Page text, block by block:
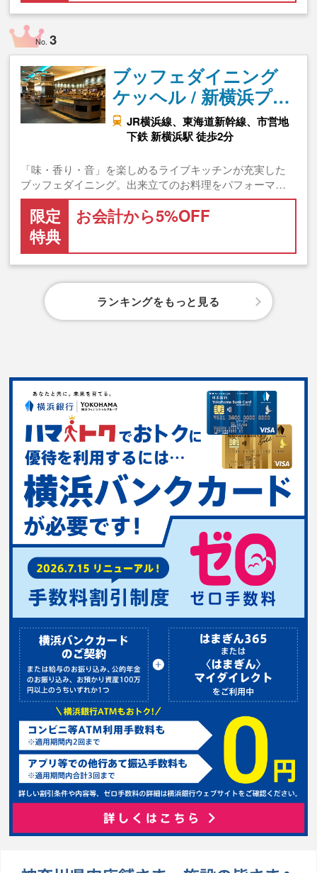
No.3
ブッフェダイニング
ケッヘル / 新横浜プ…
JR横浜線、東海道新幹線、市営地
下鉄 新横浜駅 徒歩2分
「味・香り・音」を楽しめるライブキッチンが充実した
ブッフェダイニング。出来立てのお料理をパフォーマ…
限定
特典
お会計から5%OFF
ランキングをもっと見る